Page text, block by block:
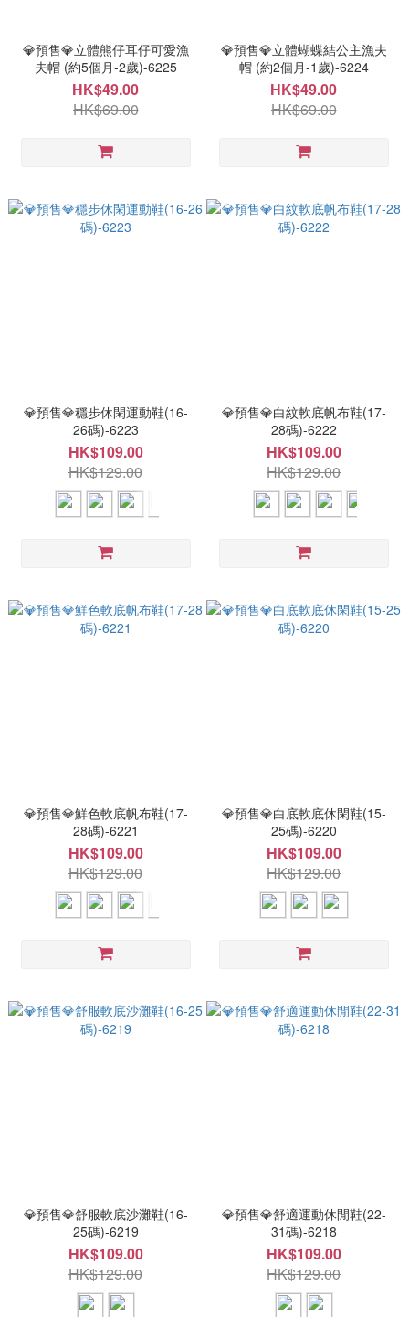
💎預售💎立體熊仔耳仔可愛漁
夫帽 (約5個月-2歲)-6225
HK$49.00
HK$69.00
💎預售💎立體蝴蝶結公主漁夫
帽 (約2個月-1歲)-6224
HK$49.00
HK$69.00
💎預售💎穩步休閑運動鞋(16-
26碼)-6223
HK$109.00
HK$129.00
💎預售💎白紋軟底帆布鞋(17-
28碼)-6222
HK$109.00
HK$129.00
💎預售💎鮮色軟底帆布鞋(17-
28碼)-6221
HK$109.00
HK$129.00
💎預售💎白底軟底休閑鞋(15-
25碼)-6220
HK$109.00
HK$129.00
💎預售💎舒服軟底沙灘鞋(16-
25碼)-6219
HK$109.00
HK$129.00
💎預售💎舒適運動休閒鞋(22-
31碼)-6218
HK$109.00
HK$129.00